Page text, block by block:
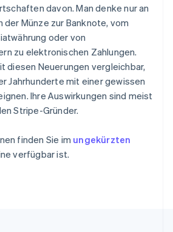
davon. Man denke nur an
der Münze zur Banknote, vom
oder von
zu elektronischen Zahlungen.
diesen Neuerungen vergleichbar,
Jahrhunderte mit einer gewissen
Ihre Auswirkungen sind meist
Stripe-Gründer.
finden Sie im ungekürzten
verfügbar ist.
Hongkong,